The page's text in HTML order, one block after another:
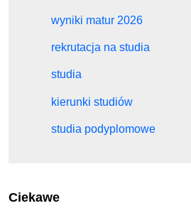
wyniki matur 2026
rekrutacja na studia
studia
kierunki studiów
studia podyplomowe
Ciekawe